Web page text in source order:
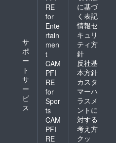
サ
ポ
ー
ト
サ
ー
ビ
ス
RE
for
Ente
rtain
men
t
CAM
PFI
RE
for
Spor
ts
CAM
PFI
RE
に基づ
く表記
情報セ
キュリ
ティ方
針
反社基
本方針
カスタ
マーハ
ラスメ
ントに
対する
考え方
クッ